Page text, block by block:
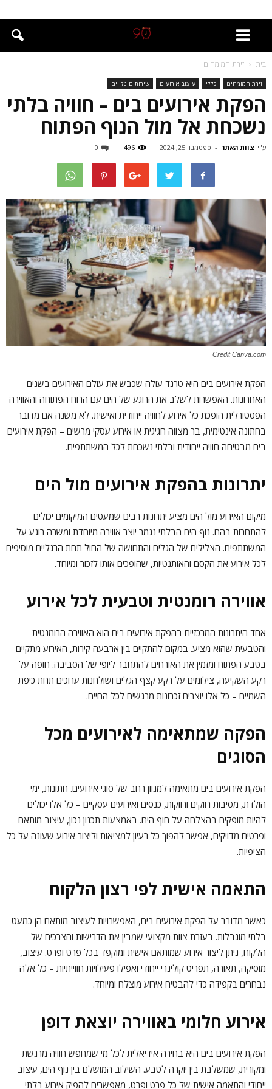
בית זירת המומחים
זירת המומחים כללי עיצוב אירועים שירותים נלווים
הפקת אירועים בים – חוויה בלתי
נשכחת אל מול הנוף הפתוח
ע"י צוות האתר - ספטמבר 25, 2024 496
0
Credit Canva.com
הפקת אירועים בים היא טרנד עולה שכבש את עולם האירועים בשנים
האחרונות. האפשרות לשלב את הרוגע של הים עם הרוח הפתוחה והאווירה
הפסטורלית הופכת כל אירוע לחוויה ייחודית ואישית. לא משנה אם מדובר
בחתונה אינטימית, בר מצווה חגיגית או אירוע עסקי מרשים – הפקת אירועים
בים מבטיחה חוויה ייחודית ובלתי נשכחת לכל המשתתפים.
יתרונות בהפקת אירועים מול הים
מיקום האירוע מול הים מציע יתרונות רבים שמעטים המיקומים יכולים
להתחרות בהם. נוף הים הבלתי נגמר יוצר אווירה מיוחדת ומשרה רוגע על
המשתתפים. הצלילים של הגלים והתחושה של החול תחת הרגליים מוסיפים
לכל אירוע את הקסם והאותנטיות, שהופכים אותו לזכור ומיוחד.
אווירה רומנטית וטבעית לכל אירוע
אחד היתרונות המרכזיים בהפקת אירועים בים הוא האווירה הרומנטית
והטבעית שהוא מציע. במקום להתקיים בין ארבעה קירות, האירוע מתקיים
בטבע הפתוח ומזמין את האורחים להתחבר ליופי של הסביבה. חופה על
רקע השקיעה, צילומים על רקע קצף הגלים ושולחנות ערוכים תחת כיפת
השמיים – כל אלו יוצרים זכרונות מרגשים לכל החיים.
הפקה שמתאימה לאירועים מכל
הסוגים
הפקת אירועים בים מתאימה למגוון רחב של סוגי אירועים. חתונות, ימי
הולדת, מסיבות רווקים ורווקות, כנסים ואירועים עסקיים – כל אלו יכולים
להיות מופקים בהצלחה על חוף הים. באמצעות תכנון נכון, עיצוב מותאם
ופרטים מדויקים, אפשר להפוך כל רעיון למציאות וליצור אירוע שעונה על כל
הציפיות.
התאמה אישית לפי רצון הלקוח
כאשר מדובר על הפקת אירועים בים, האפשרויות לעיצוב מותאם הן כמעט
בלתי מוגבלות. בעזרת צוות מקצועי שמבין את הדרישות והצרכים של
הלקוח, ניתן ליצור אירוע שמותאם אישית ומוקפד בכל פרט ופרט. עיצוב,
מוסיקה, תאורה, תפריט קולינרי ייחודי ואפילו פעילויות חווייתיות – כל אלה
נבחרים בקפידה כדי להבטיח אירוע מוצלח ומיוחד.
אירוע חלומי באווירה יוצאת דופן
הפקת אירועים בים היא בחירה אידיאלית לכל מי שמחפש חוויה מרגשת
ומקורית, שמשלבת בין יוקרה לטבע. השילוב המושלם בין נוף הים, עיצוב
ייחודי והתאמה אישית של כל פרט ופרט, מאפשרים להפיק אירוע בלתי